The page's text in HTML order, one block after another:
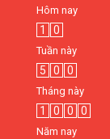
Hôm nay
1 0
Tuần này
5 0 0
Tháng này
1 0 0 0
Năm nay